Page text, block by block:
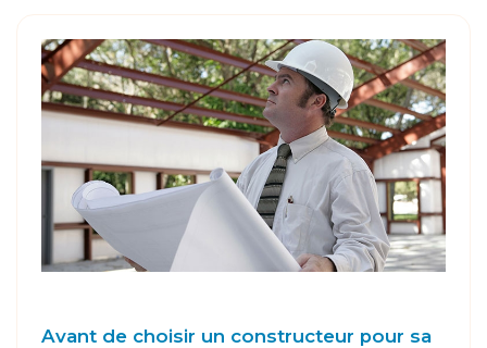
Avant de choisir un constructeur pour sa